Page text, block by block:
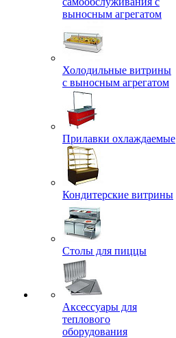
выносным агрегатом
Холодильные витрины
с выносным агрегатом
Прилавки охлаждаемые
Кондитерские витрины
Столы для пиццы
Аксессуары для
теплового
оборудования